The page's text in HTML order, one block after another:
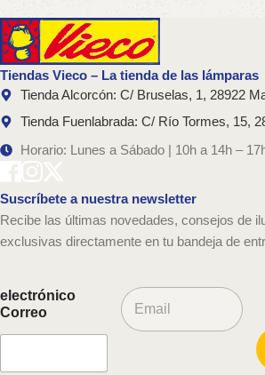
Tiendas Vieco – La tienda de las lámparas
Tienda Alcorcón: C/ Bruselas, 1, 28922
Tienda Fuenlabrada: C/ Río Tormes, 15,
Horario: Lunes a Sábado | 10h a 14h –
Suscríbete a nuestra newsletter
Recibe las últimas novedades, consejos de
exclusivas directamente en tu bandeja de
electrónico
Correo
C
o